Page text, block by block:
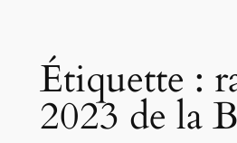
Étiquette :
2023 de la